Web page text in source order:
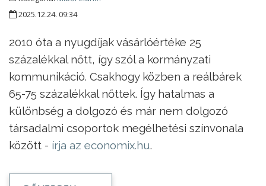
2025.12.24. 09:34
2010 óta a nyugdíjak vásárlóértéke 25
százalékkal nőtt, így szól a kormányzati
kommunikáció. Csakhogy közben a reálbárek
65-75 százalékkal nőttek. Így hatalmas a
különbség a dolgozó és már nem dolgozó
társadalmi csoportok megélhetési színvonala
között - írja az economix.hu.